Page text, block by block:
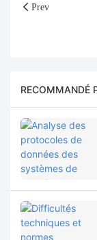
Prev
RECOMMANDÉ